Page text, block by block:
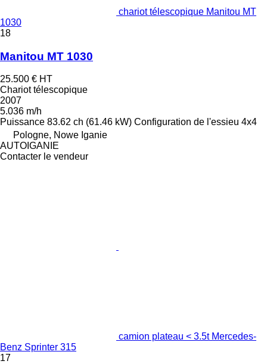
chariot télescopique Manitou MT
1030
18
Manitou MT 1030
25.500 € HT
Chariot télescopique
2007
5.036 m/h
Puissance 83.62 ch (61.46 kW) Configuration de l'essieu 4x4
Pologne, Nowe Iganie
AUTOIGANIE
Contacter le vendeur
camion plateau < 3.5t Mercedes-
Benz Sprinter 315
17